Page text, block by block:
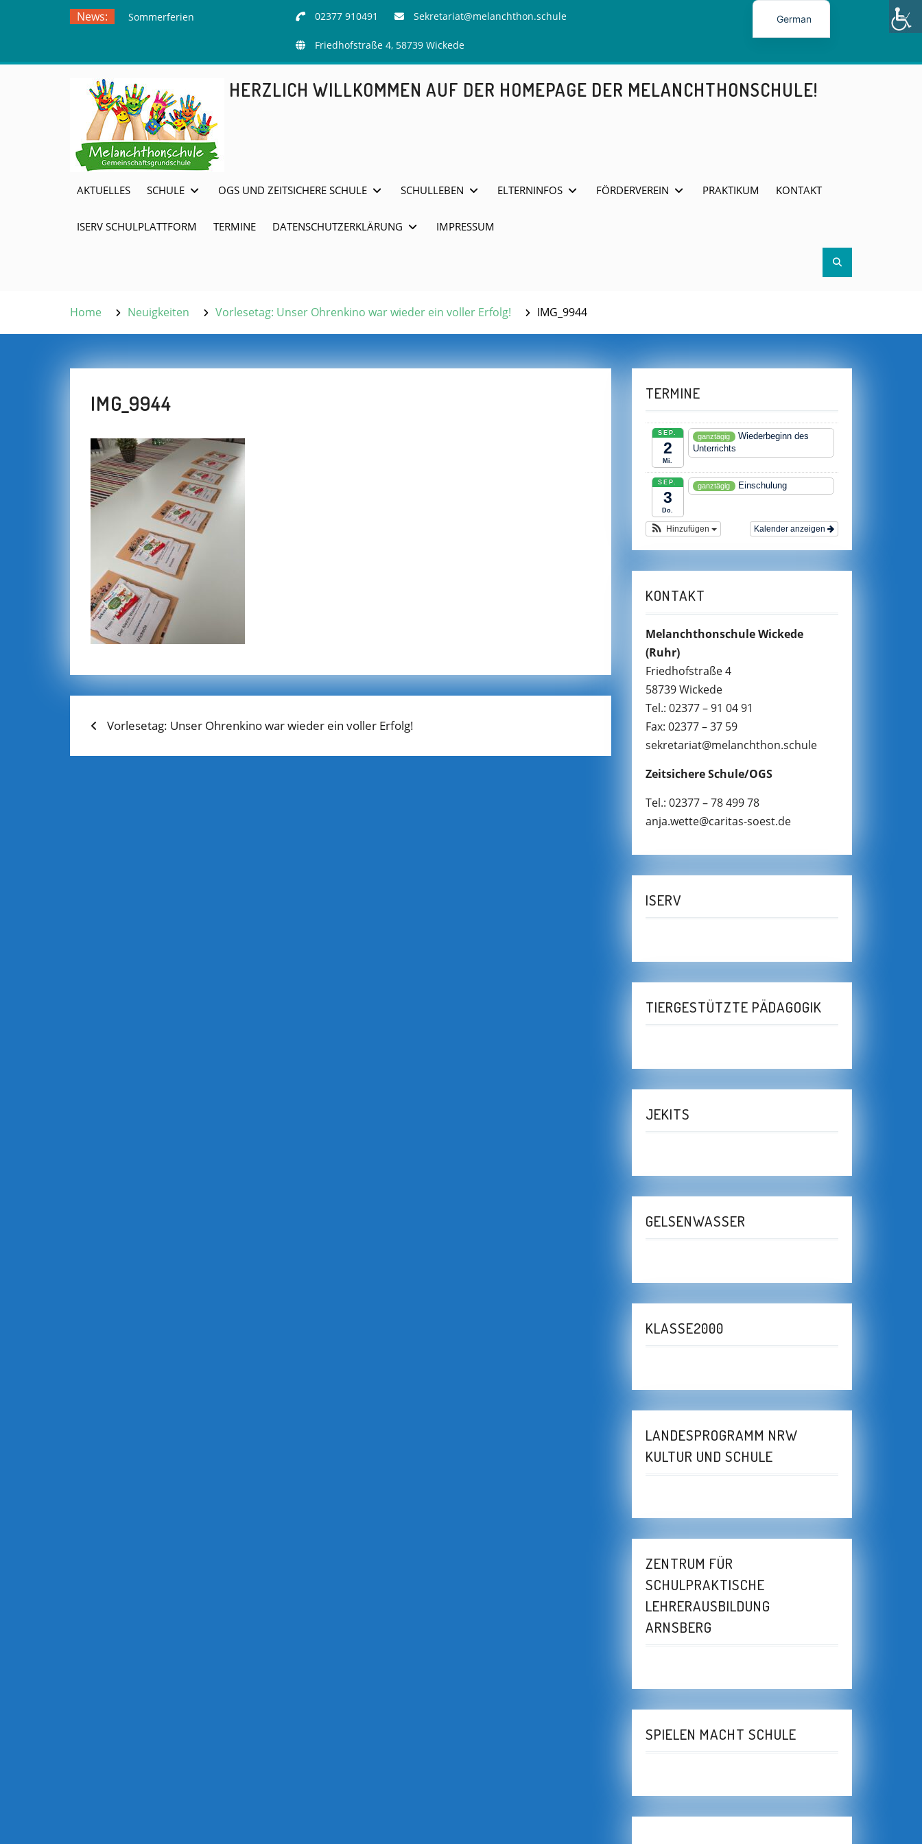
News:
Sommerferien
Herdringen
02377 910491 Sekretariat@melanchthon.schule
Friedhofstraße 4, 58739 Wickede
HERZLICH WILLKOMMEN AUF DER HOMEPAGE DER MELANCHTHONSCHULE!
AKTUELLES SCHULE OGS UND ZEITSICHERE SCHULE SCHULLEBEN ELTERNINFOS FÖRDERVEREIN PRAKTIKUM KONTAKT
ISERV SCHULPLATTFORM TERMINE DATENSCHUTZERKLÄRUNG IMPRESSUM
Home Neuigkeiten Vorlesetag: Unser Ohrenkino war wieder ein voller Erfolg! IMG_9944
IMG_9944
BEITRAGS-
NAVIGATION
Previous
Vorlesetag: Unser Ohrenkino war wieder ein voller Erfolg!
TERMINE
SEP.
2
Mi.
ganztägig
Wiederbeginn des
Unterrichts
SEP.
3
Do.
ganztägig Einschulung
Kalender anzeigen
Hinzufügen
KONTAKT
Melanchthonschule Wickede
(Ruhr)
Friedhofstraße 4
58739 Wickede
Tel.: 02377 – 91 04 91
Fax: 02377 – 37 59
sekretariat@melanchthon.schule
Zeitsichere Schule/OGS
Tel.: 02377 – 78 499 78
anja.wette@caritas-soest.de
ISERV
TIERGESTÜTZTE PÄDAGOGIK
JEKITS
GELSENWASSER
KLASSE2000
LANDESPROGRAMM NRW
KULTUR UND SCHULE
ZENTRUM FÜR
SCHULPRAKTISCHE
LEHRERAUSBILDUNG
ARNSBERG
SPIELEN MACHT SCHULE
German